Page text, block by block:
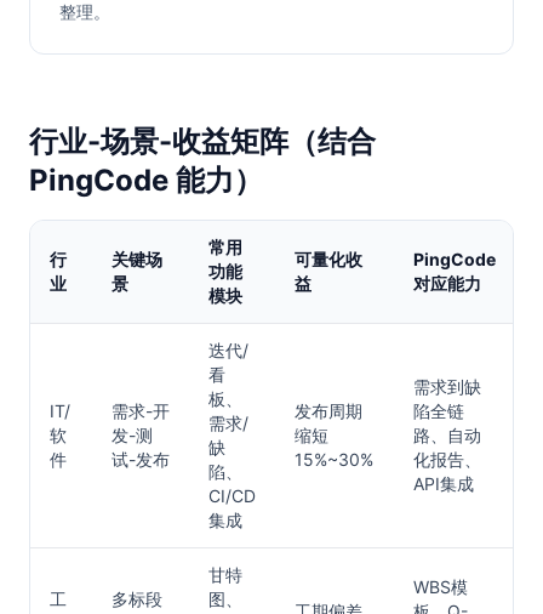
整理。
行业-场景-收益矩阵（结合
PingCode 能力）
行
业
关键场
景
常用
功能
模块
可量化收
益
PingCode
对应能力
IT/
软
件
需求-开
发-测
试-发布
迭代/
看
板、
需求/
缺
陷、
CI/CD
集成
发布周期
缩短
15%~30%
需求到缺
陷全链
路、自动
化报告、
API集成
工
多标段
甘特
图、
WBS模